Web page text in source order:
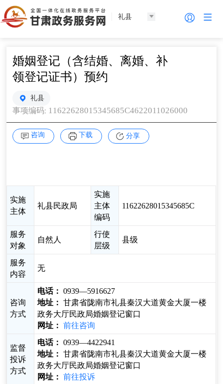
礼县
婚姻登记（含结婚、离婚、补
领登记证书）预约
礼县
事项编码: 11622628015345685C4622011026000
咨询 下载 分享
实施
主体
礼县民政局
实施
主体
编码
11622628015345685C
服务
对象
自然人
行使
层级
县级
服务
内容
无
咨询
方式
电话： 0939—5916627
地址： 甘肃省陇南市礼县秦汉大道黄金大厦一楼
政务大厅民政局婚姻登记窗口
网址：
前往咨询
监督
投诉
方式
电话： 0939—4422941
地址： 甘肃省陇南市礼县秦汉大道黄金大厦一楼
政务大厅民政局婚姻登记窗口
网址：
前往投诉